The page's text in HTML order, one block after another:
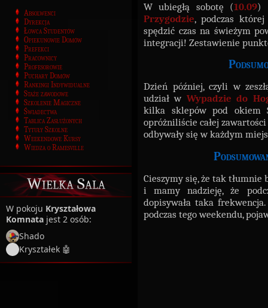
Absolwenci
Dyrekcja
Łowca Studentów
Opiekunowie Domów
Prefekci
Pracownicy
Profesorowie
Puchary Domów
Rankingi Indywidualne
Staże zawodowe
Szkolenie Magiczne
Świadectwa
Tablica Zasłużonych
Tytuły Szkolne
Weekendowe Kursy
Wiedza o Ramesville
Wielka Sala
W pokoju Kryształowa
Komnata jest 2 osób:
Shado
Kryształek 🤖
W ubiegłą sobotę (10.09)
Przygodzie, podczas
spędzić czas na świeżym
integracji! Zestawienie
Dzień później, czyli w
udział w Wypadzie do
kilka sklepów pod okiem
opróżniliście całej
odbywały się w każdym
Cieszymy się, że tak
i mamy nadzieję, że
dopisywała taka
podczas tego weekendu,